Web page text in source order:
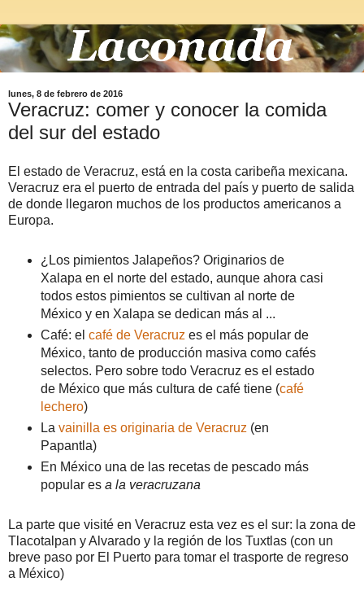
lunes, 8 de febrero de 2016
Veracruz: comer y conocer la comida
del sur del estado
El estado de Veracruz, está en la costa caribeña mexicana.
Veracruz era el puerto de entrada del país y puerto de salida
de donde llegaron muchos de los productos americanos a
Europa.
¿Los pimientos Jalapeños? Originarios de
Xalapa en el norte del estado, aunque ahora casi
todos estos pimientos se cultivan al norte de
México y en Xalapa se dedican más al ...
Café: el café de Veracruz es el más popular de
México, tanto de producción masiva como cafés
selectos. Pero sobre todo Veracruz es el estado
de México que más cultura de café tiene (café
lechero)
La vainilla es originaria de Veracruz (en
Papantla)
En México una de las recetas de pescado más
popular es a la veracruzana
La parte que visité en Veracruz esta vez es el sur: la zona de
Tlacotalpan y Alvarado y la región de los Tuxtlas (con un
breve paso por El Puerto para tomar el trasporte de regreso
a México)